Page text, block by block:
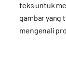
teks untuk
gambar yang
mengenali